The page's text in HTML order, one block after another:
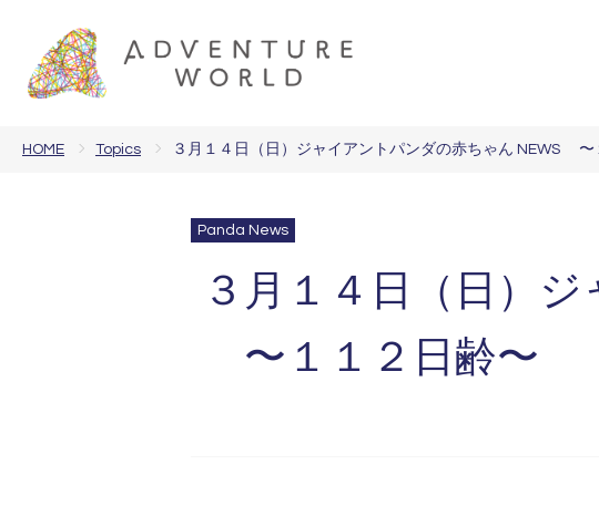
HOME Topics ３月１４日（日）ジャイアントパンダの赤ちゃん NEWS 〜
Panda News
３月１４日（日）
〜１１２日齢〜